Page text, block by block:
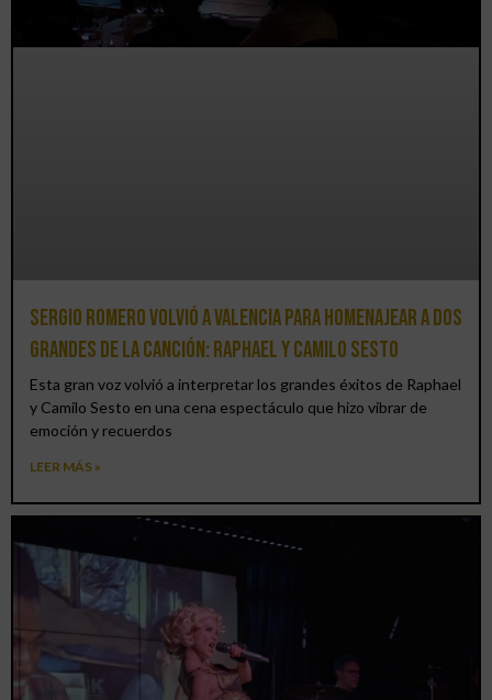
Sergio Romero volvió a Valencia para homenajear a dos
grandes de la canción: Raphael y Camilo Sesto
Esta gran voz volvió a interpretar los grandes éxitos de Raphael
y Camilo Sesto en una cena espectáculo que hizo vibrar de
emoción y recuerdos
LEER MÁS »